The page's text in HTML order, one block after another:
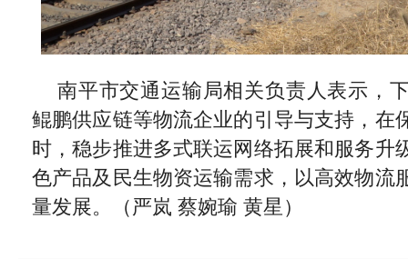
南平市交通运输局相关负责人表示，
鲲鹏供应链等物流企业的引导与支持，在
时，稳步推进多式联运网络拓展和服务升
色产品及民生物资运输需求，以高效物流
量发展。（严岚 蔡婉瑜 黄星）